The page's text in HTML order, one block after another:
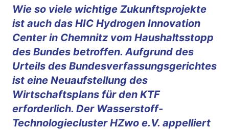
Wie so viele wichtige Zukunftsprojekte
ist auch das HIC Hydrogen Innovation
Center in Chemnitz vom Haushaltsstopp
des Bundes betroffen. Aufgrund des
Urteils des Bundesverfassungsgerichtes
ist eine Neuaufstellung des
Wirtschaftsplans für den KTF
erforderlich. Der Wasserstoff-
Technologiecluster HZwo e.V. appelliert